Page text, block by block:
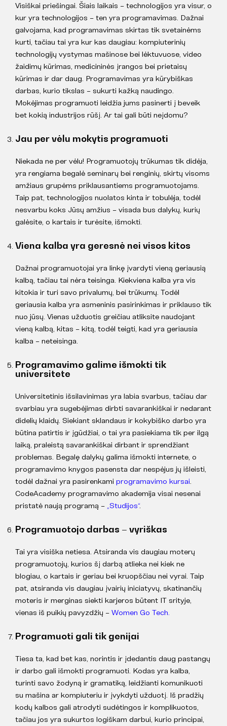
Visiškai priešingai. Šiais laikais – technologijos yra visur, o
kur yra technologijos – ten yra programavimas. Dažnai
galvojama, kad programavimas skirtas tik svetainėms
kurti, tačiau tai yra kur kas daugiau: kompiuterinių
technologijų vystymas mašinose bei lėktuvuose, video
žaidimų kūrimas, medicininės įrangos bei prietaisų
kūrimas ir dar daug. Programavimas yra kūrybiškas
darbas, kurio tikslas – sukurti kažką naudingo.
Mokėjimas programuoti leidžia jums pasinerti į beveik
bet kokią industrijos rūšį. Ar tai gali būti neįdomu?
Jau per vėlu mokytis programuoti
Niekada ne per vėlu! Programuotojų trūkumas tik didėja,
yra rengiama begalė seminarų bei renginių, skirtų visoms
amžiaus grupėms priklausantiems programuotojams.
Taip pat, technologijos nuolatos kinta ir tobulėja, todėl
nesvarbu koks Jūsų amžius – visada bus dalykų, kurių
galėsite, o kartais ir turėsite, išmokti.
Viena kalba yra geresnė nei visos kitos
Dažnai programuotojai yra linkę įvardyti vieną geriausią
kalbą, tačiau tai nėra teisinga. Kiekviena kalba yra vis
kitokia ir turi savo privalumų, bei trūkumų. Todėl
geriausia kalba yra asmeninis pasirinkimas ir priklauso tik
nuo jūsų. Vienas užduotis greičiau atliksite naudojant
vieną kalbą, kitas – kitą, todėl teigti, kad yra geriausia
kalba – neteisinga.
Programavimo galime išmokti tik
universitete
Universitetinis išsilavinimas yra labia svarbus, tačiau dar
svarbiau yra sugebėjimas dirbti savarankiškai ir nedarant
didelių klaidų. Siekiant sklandaus ir kokybiško darbo yra
būtina patirtis ir įgūdžiai, o tai yra pasiekiama tik per ilgą
laiką, praleistą savarankiškai dirbant ir sprendžiant
problemas. Begalę dalykų galima išmokti internete, o
programavimo knygos pasensta dar nespėjus jų išleisti,
todėl dažnai yra pasirenkami programavimo kursai.
CodeAcademy programavimo akademija visai nesenai
pristatė naują programą – „Studijos“.
Programuotojo darbas – vyriškas
Tai yra visiška netiesa. Atsiranda vis daugiau moterų
programuotojų, kurios šį darbą atlieka nei kiek ne
blogiau, o kartais ir geriau bei kruopščiau nei vyrai. Taip
pat, atsiranda vis daugiau įvairių iniciatyvų, skatinančių
moteris ir merginas siekti karjeros būtent IT srityje,
vienas iš puikių pavyzdžių – Women Go Tech.
Programuoti gali tik genijai
Tiesa ta, kad bet kas, norintis ir įdedantis daug pastangų
ir darbo gali išmokti programuoti. Kodas yra kalba,
turinti savo žodyną ir gramatiką, leidžianti komunikuoti
su mašina ar kompiuteriu ir įvykdyti užduotį. Iš pradžių
kodų kalbos gali atrodyti sudėtingos ir komplikuotos,
tačiau jos yra sukurtos logiškam darbui, kurio principai,